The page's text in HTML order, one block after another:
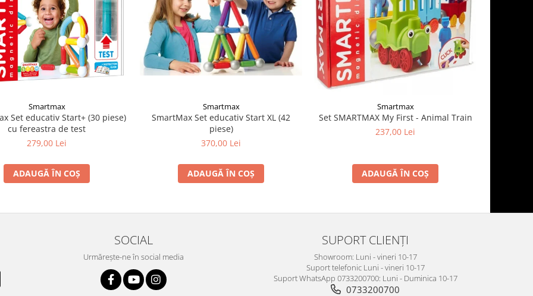
Smartmax
Set educativ Start+ (30 piese)
cu fereastra de test
279,00 Lei
ADAUGĂ ÎN COȘ
Smartmax
SmartMax Set educativ Start XL (42
piese)
370,00 Lei
ADAUGĂ ÎN COȘ
Smartmax
Set SMARTMAX My First - Animal Train
237,00 Lei
ADAUGĂ ÎN COȘ
SOCIAL
Urmărește-ne în social media
SUPORT CLIENȚI
Showroom: Luni - vineri 10-17
Suport telefonic Luni - vineri 10-17
Suport WhatsApp 0733200700: Luni - Duminica 10-17
0733200700